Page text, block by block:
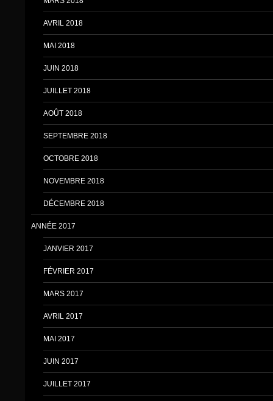
AVRIL 2018
MAI 2018
JUIN 2018
JUILLET 2018
AOÛT 2018
SEPTEMBRE 2018
OCTOBRE 2018
NOVEMBRE 2018
DÉCEMBRE 2018
ANNÉE 2017
JANVIER 2017
FÉVRIER 2017
MARS 2017
AVRIL 2017
MAI 2017
JUIN 2017
JUILLET 2017